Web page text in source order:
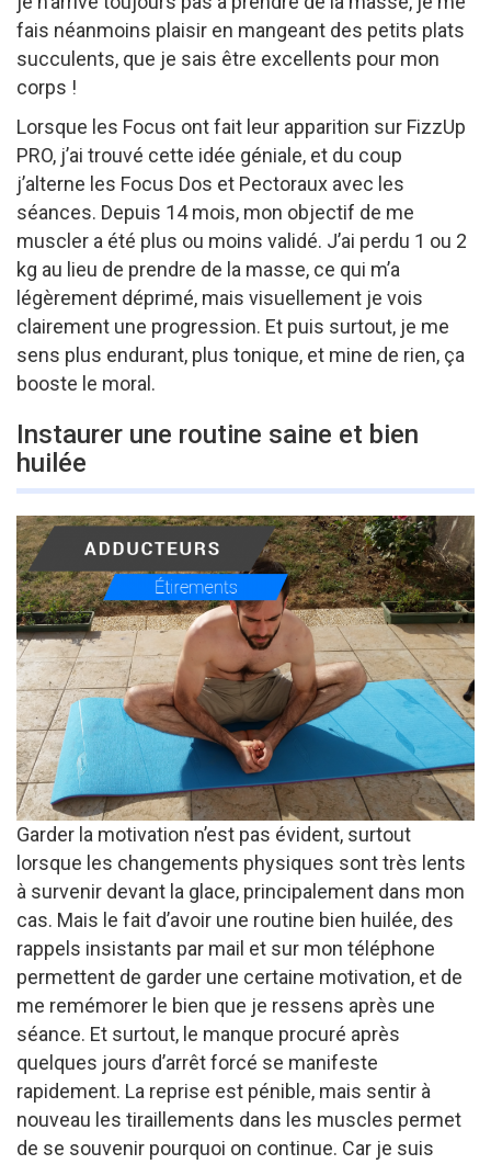
fais néanmoins plaisir en mangeant des petits plats
succulents, que je sais être excellents pour mon
corps !
Lorsque les Focus ont fait leur apparition sur FizzUp
PRO, j’ai trouvé cette idée géniale, et du coup
j’alterne les Focus Dos et Pectoraux avec les
séances. Depuis 14 mois, mon objectif de me
muscler a été plus ou moins validé. J’ai perdu 1 ou 2
kg au lieu de prendre de la masse, ce qui m’a
légèrement déprimé, mais visuellement je vois
clairement une progression. Et puis surtout, je me
sens plus endurant, plus tonique, et mine de rien, ça
booste le moral.
Instaurer une routine saine et bien
huilée
Garder la motivation n’est pas évident, surtout
lorsque les changements physiques sont très lents
à survenir devant la glace, principalement dans mon
cas. Mais le fait d’avoir une routine bien huilée, des
rappels insistants par mail et sur mon téléphone
permettent de garder une certaine motivation, et de
me remémorer le bien que je ressens après une
séance. Et surtout, le manque procuré après
quelques jours d’arrêt forcé se manifeste
rapidement. La reprise est pénible, mais sentir à
nouveau les tiraillements dans les muscles permet
de se souvenir pourquoi on continue. Car je suis